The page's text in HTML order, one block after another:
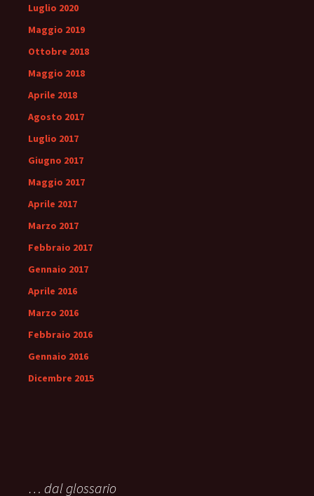
Luglio 2020
Maggio 2019
Ottobre 2018
Maggio 2018
Aprile 2018
Agosto 2017
Luglio 2017
Giugno 2017
Maggio 2017
Aprile 2017
Marzo 2017
Febbraio 2017
Gennaio 2017
Aprile 2016
Marzo 2016
Febbraio 2016
Gennaio 2016
Dicembre 2015
… dal glossario